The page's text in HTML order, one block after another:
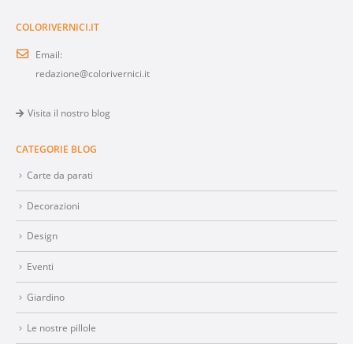
COLORIVERNICI.IT
Email:
redazione@colorivernici.it
Visita il nostro blog
CATEGORIE BLOG
Carte da parati
Decorazioni
Design
Eventi
Giardino
Le nostre pillole